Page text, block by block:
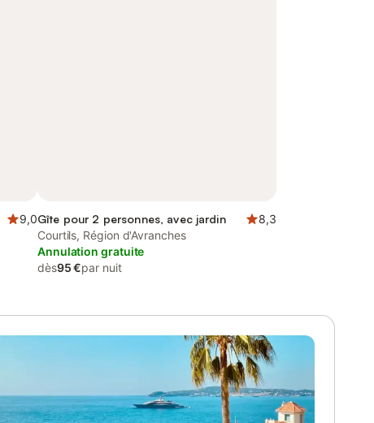
9,0Gîte pour 2 personnes, avec jardin
8,3
Courtils, Région d'Avranches
Annulation gratuite
dès95 €par nuit